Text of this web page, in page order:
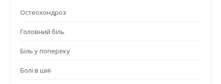
Остеохондроз
Головний біль
Біль у попереку
Болі в шиї